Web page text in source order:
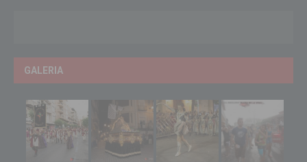
GALERIA